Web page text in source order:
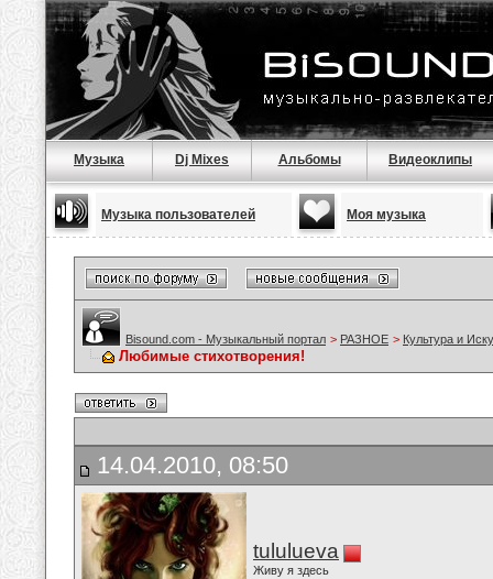
Музыка Dj Mixes Альбомы Видеоклипы
Музыка пользователей Моя музыка
Bisound.com - Музыкальный портал > РАЗНОЕ > Культура и
Любимые стихотворения!
14.04.2010, 08:50
tululueva
Живу я здесь